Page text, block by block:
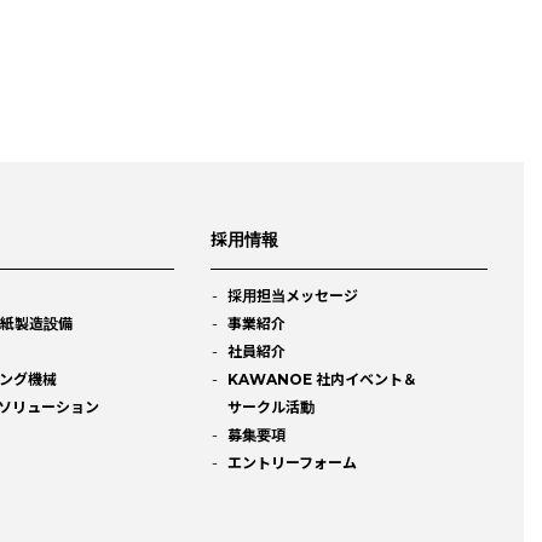
製造設備
グ機械
リューション
採用情報
採用担当メッセージ
事業紹介
社員紹介
KAWANOE 社内イベント＆
サークル活動
募集要項
エントリーフォーム